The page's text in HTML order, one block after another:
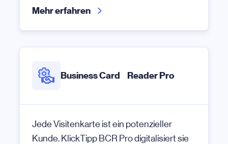
Mehr erfahren
Business Card Reader Pro
Jede Visitenkarte ist ein potenzieller
Kunde. KlickTipp BCR Pro digitalisiert sie